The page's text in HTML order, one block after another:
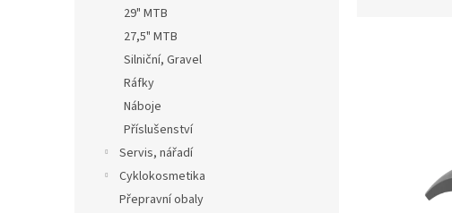
29" MTB
27,5" MTB
Silniční, Gravel
Ráfky
Náboje
Příslušenství
Servis, nářadí
Cyklokosmetika
Přepravní obaly